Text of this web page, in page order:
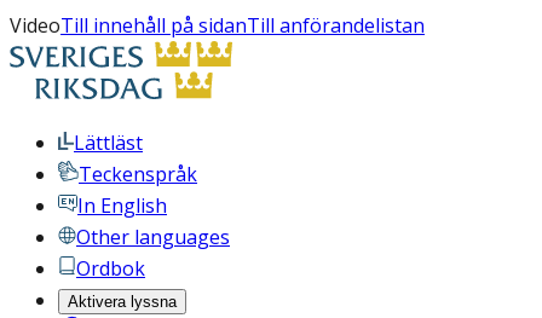
VideoTill innehåll på sidanTill anförandelistan
Lättläst
Teckenspråk
In English
Other languages
Ordbok
Aktivera lyssna